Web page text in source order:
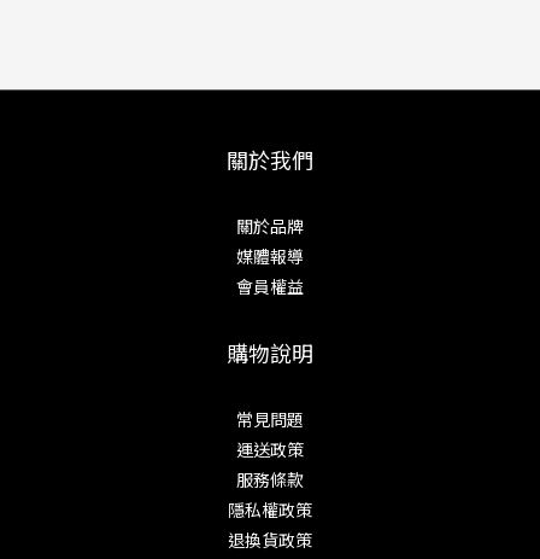
關於我們
關於品牌
媒體報導
會員權益
購物說明
常見問題
運送政策
服務條款
隱私權政策
退換貨政策